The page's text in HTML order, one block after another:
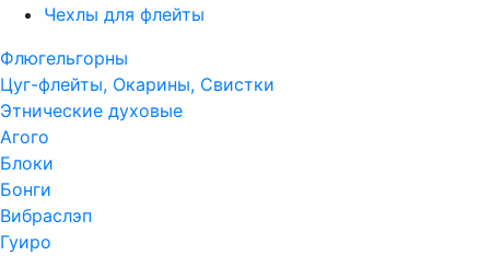
Чехлы для флейты
Флюгельгорны
Цуг-флейты, Окарины, Свистки
Этнические духовые
Агого
Блоки
Бонги
Вибраслэп
Гуиро